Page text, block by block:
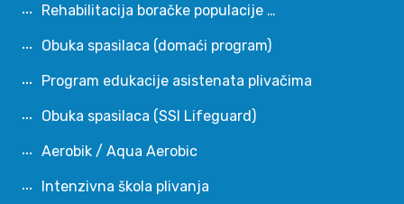
Rehabilitacija boračke populacije …
Obuka spasilaca (domaći program)
Program edukacije asistenata plivačima
Obuka spasilaca (SSI Lifeguard)
Aerobik / Aqua Aerobic
Intenzivna škola plivanja